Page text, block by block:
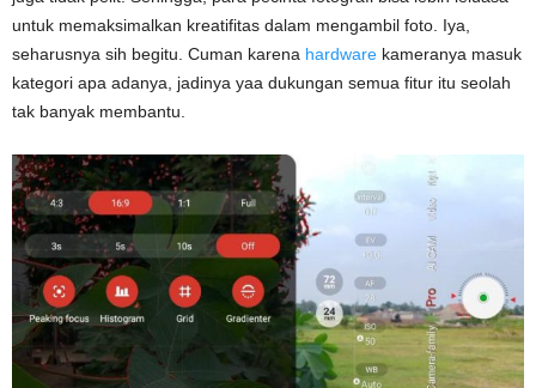
untuk memaksimalkan kreatifitas dalam mengambil foto. Iya,
seharusnya sih begitu. Cuman karena hardware kameranya masuk
kategori apa adanya, jadinya yaa dukungan semua fitur itu seolah
tak banyak membantu.